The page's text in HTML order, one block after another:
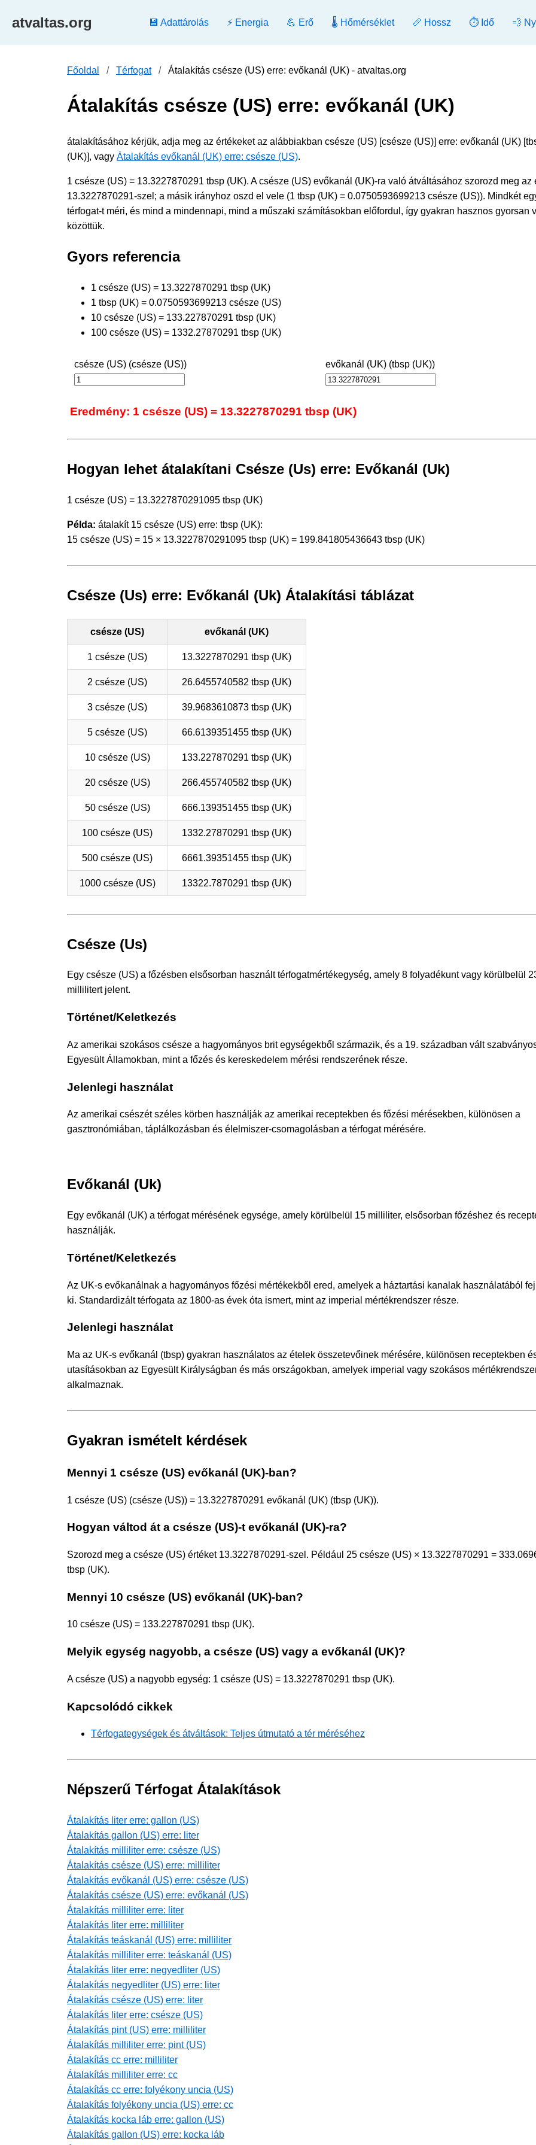
atvaltas.org 💾 Adattárolás ⚡ Energia 💪 Erő 🌡️ Hőmérséklet 📏 Hossz ⏱️ Idő 💨
Főoldal Térfogat Átalakítás csésze (US) erre: evőkanál (UK) - atvaltas.org
Átalakítás csésze (US) erre: evőkanál (UK)
átalakításához kérjük, adja meg az értékeket az alábbiakban csésze (US) [csésze (US)] erre: evőkanál (UK)
(UK)], vagy Átalakítás evőkanál (UK) erre: csésze (US).
1 csésze (US) = 13.3227870291 tbsp (UK). A csésze (US) evőkanál (UK)-ra való átváltásához szorozd meg az
13.3227870291-szel; a másik irányhoz oszd el vele (1 tbsp (UK) = 0.0750593699213 csésze (US)). Mindkét
térfogat-t méri, és mind a mindennapi, mind a műszaki számításokban előfordul, így gyakran hasznos gyorsan
közöttük.
Gyors referencia
1 csésze (US) = 13.3227870291 tbsp (UK)
1 tbsp (UK) = 0.0750593699213 csésze (US)
10 csésze (US) = 133.227870291 tbsp (UK)
100 csésze (US) = 1332.27870291 tbsp (UK)
csésze (US) (csésze (US)) evőkanál (UK) (tbsp (UK))
Eredmény: 1 csésze (US) = 13.3227870291 tbsp (UK)
Hogyan lehet átalakítani Csésze (Us) erre: Evőkanál (Uk)
1 csésze (US) = 13.3227870291095 tbsp (UK)
Példa: átalakít 15 csésze (US) erre: tbsp (UK):
15 csésze (US) = 15 × 13.3227870291095 tbsp (UK) = 199.841805436643 tbsp (UK)
Csésze (Us) erre: Evőkanál (Uk) Átalakítási táblázat
csésze (US) evőkanál (UK)
1 csésze (US) 13.3227870291 tbsp (UK)
2 csésze (US) 26.6455740582 tbsp (UK)
3 csésze (US) 39.9683610873 tbsp (UK)
5 csésze (US) 66.6139351455 tbsp (UK)
10 csésze (US) 133.227870291 tbsp (UK)
20 csésze (US) 266.455740582 tbsp (UK)
50 csésze (US) 666.139351455 tbsp (UK)
100 csésze (US) 1332.27870291 tbsp (UK)
500 csésze (US) 6661.39351455 tbsp (UK)
1000 csésze (US) 13322.7870291 tbsp (UK)
Csésze (Us)
Egy csésze (US) a főzésben elsősorban használt térfogatmértékegység, amely 8 folyadékunt vagy körülbelül
millilitert jelent.
Történet/Keletkezés
Az amerikai szokásos csésze a hagyományos brit egységekből származik, és a 19. században vált
Egyesült Államokban, mint a főzés és kereskedelem mérési rendszerének része.
Jelenlegi használat
Az amerikai csészét széles körben használják az amerikai receptekben és főzési mérésekben, különösen a
gasztronómiában, táplálkozásban és élelmiszer-csomagolásban a térfogat mérésére.
Evőkanál (Uk)
Egy evőkanál (UK) a térfogat mérésének egysége, amely körülbelül 15 milliliter, elsősorban főzéshez és
használják.
Történet/Keletkezés
Az UK-s evőkanálnak a hagyományos főzési mértékekből ered, amelyek a háztartási kanalak használatából
ki. Standardizált térfogata az 1800-as évek óta ismert, mint az imperial mértékrendszer része.
Jelenlegi használat
Ma az UK-s evőkanál (tbsp) gyakran használatos az ételek összetevőinek mérésére, különösen receptekben
utasításokban az Egyesült Királyságban és más országokban, amelyek imperial vagy szokásos
alkalmaznak.
Gyakran ismételt kérdések
Mennyi 1 csésze (US) evőkanál (UK)-ban?
1 csésze (US) (csésze (US)) = 13.3227870291 evőkanál (UK) (tbsp (UK)).
Hogyan váltod át a csésze (US)-t evőkanál (UK)-ra?
Szorozd meg a csésze (US) értéket 13.3227870291-szel. Például 25 csésze (US) × 13.3227870291 =
tbsp (UK).
Mennyi 10 csésze (US) evőkanál (UK)-ban?
10 csésze (US) = 133.227870291 tbsp (UK).
Melyik egység nagyobb, a csésze (US) vagy a evőkanál (UK)?
A csésze (US) a nagyobb egység: 1 csésze (US) = 13.3227870291 tbsp (UK).
Kapcsolódó cikkek
Térfogategységek és átváltások: Teljes útmutató a tér méréséhez
Népszerű Térfogat Átalakítások
Átalakítás liter erre: gallon (US)
Átalakítás gallon (US) erre: liter
Átalakítás milliliter erre: csésze (US)
Átalakítás csésze (US) erre: milliliter
Átalakítás evőkanál (US) erre: csésze (US)
Átalakítás csésze (US) erre: evőkanál (US)
Átalakítás milliliter erre: liter
Átalakítás liter erre: milliliter
Átalakítás teáskanál (US) erre: milliliter
Átalakítás milliliter erre: teáskanál (US)
Átalakítás liter erre: negyedliter (US)
Átalakítás negyedliter (US) erre: liter
Átalakítás csésze (US) erre: liter
Átalakítás liter erre: csésze (US)
Átalakítás pint (US) erre: milliliter
Átalakítás milliliter erre: pint (US)
Átalakítás cc erre: milliliter
Átalakítás milliliter erre: cc
Átalakítás cc erre: folyékony uncia (US)
Átalakítás folyékony uncia (US) erre: cc
Átalakítás kocka láb erre: gallon (US)
Átalakítás gallon (US) erre: kocka láb